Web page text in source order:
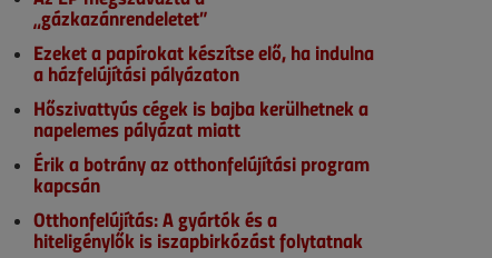
„gázkazánrendeletet”
Ezeket a papírokat készítse elő, ha indulna
a házfelújítási pályázaton
Hőszivattyús cégek is bajba kerülhetnek a
napelemes pályázat miatt
Érik a botrány az otthonfelújítási program
kapcsán
Otthonfelújítás: A gyártók és a
hiteligénylők is iszapbirkózást folytatnak